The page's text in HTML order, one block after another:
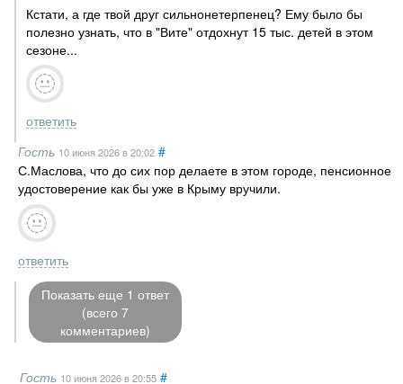
Кстати, а где твой друг сильнонетерпенец? Ему было бы
полезно узнать, что в "Вите" отдохнут 15 тыс. детей в этом
сезоне...
ответить
Гость 10 июня 2026в 20:02 #
С.Маслова, что до сих пор делаете в этом городе, пенсионное
удостоверение как бы уже в Крыму вручили.
ответить
Показать еще 1 ответ
(всего 7
комментариев)
Гость 10 июня 2026в 20:55 #